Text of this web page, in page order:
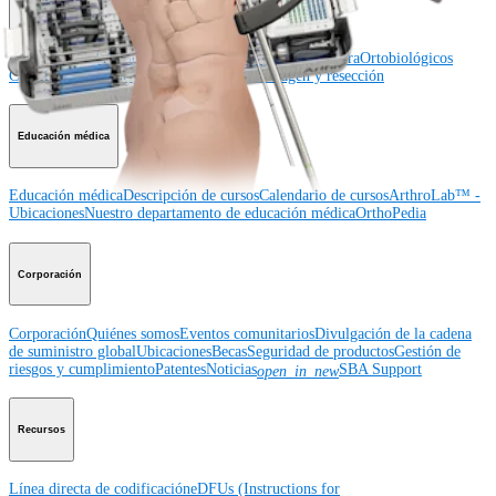
HombroRodillaCodo Mano y muñeca Pie y tobilloCaderaOrtobiológicos
Cirugía cardiotorácica
Columna vertebralImagen y resección
Educación médica
Educación médicaDescripción de cursosCalendario de cursosArthroLab™ -
UbicacionesNuestro departamento de educación médicaOrthoPedia
Corporación
CorporaciónQuiénes somosEventos comunitariosDivulgación de la cadena
de suministro globalUbicacionesBecasSeguridad de productosGestión de
riesgos y cumplimientoPatentesNoticiasopen_in_newSBA Support
Recursos
Línea directa de codificacióneDFUs (Instructions for